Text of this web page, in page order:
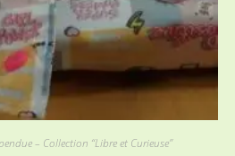
– Collection “Libre et Curieuse”